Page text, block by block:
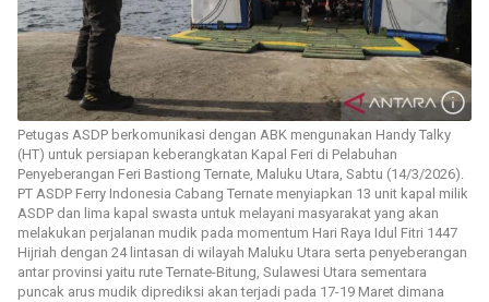
Petugas ASDP berkomunikasi dengan ABK mengunakan Handy Talky
(HT) untuk persiapan keberangkatan Kapal Feri di Pelabuhan
Penyeberangan Feri Bastiong Ternate, Maluku Utara, Sabtu (14/3/2026).
PT ASDP Ferry Indonesia Cabang Ternate menyiapkan 13 unit kapal milik
ASDP dan lima kapal swasta untuk melayani masyarakat yang akan
melakukan perjalanan mudik pada momentum Hari Raya Idul Fitri 1447
Hijriah dengan 24 lintasan di wilayah Maluku Utara serta penyeberangan
antar provinsi yaitu rute Ternate-Bitung, Sulawesi Utara sementara
puncak arus mudik diprediksi akan terjadi pada 17-19 Maret dimana